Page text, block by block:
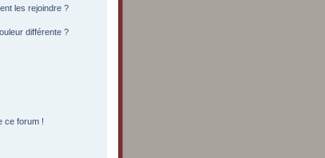
les rejoindre ?
différente ?
ce forum !